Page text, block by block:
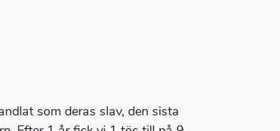
som deras slav, den sista